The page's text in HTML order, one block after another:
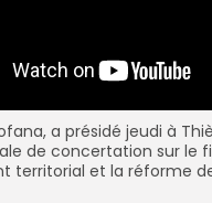
a présidé jeudi à
de concertation sur le
territorial et la réforme